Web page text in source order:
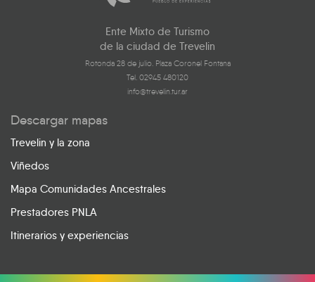
Ente Mixto de Turismo
de la ciudad de Trevelin
Rotonda 28 de julio. Plaza Coronel Fontana
Tel. 02945 480120
info@trevelin.tur.ar
Descargar mapas
Trevelin y la zona
Viñedos
Mapa Comunidades Ancestrales
Prestadores PNLA
Itinerarios y experiencias